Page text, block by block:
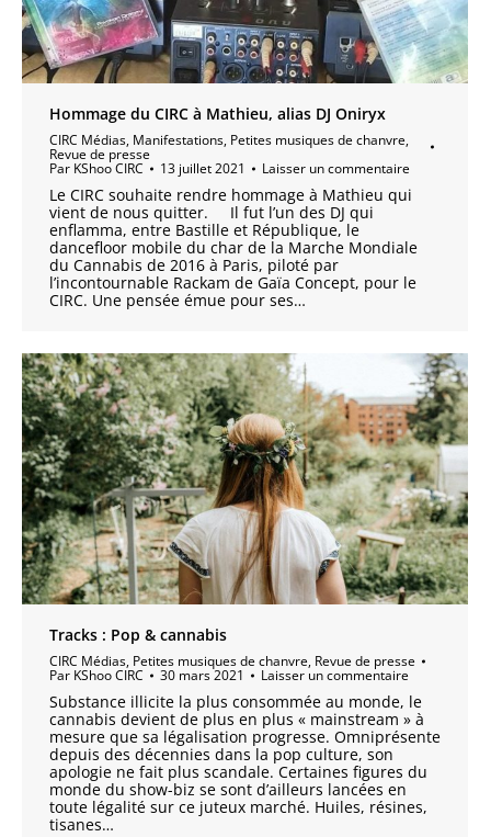
Hommage du CIRC à Mathieu, alias DJ Oniryx
CIRC Médias, Manifestations, Petites musiques de chanvre,
Revue de presse
Par KShoo CIRC 13 juillet 2021 Laisser un commentaire
Le CIRC souhaite rendre hommage à Mathieu qui
vient de nous quitter. Il fut l’un des DJ qui
enflamma, entre Bastille et République, le
dancefloor mobile du char de la Marche Mondiale
du Cannabis de 2016 à Paris, piloté par
l’incontournable Rackam de Gaïa Concept, pour le
CIRC. Une pensée émue pour ses…
Tracks : Pop & cannabis
CIRC Médias, Petites musiques de chanvre, Revue de presse
Par KShoo CIRC 30 mars 2021 Laisser un commentaire
Substance illicite la plus consommée au monde, le
cannabis devient de plus en plus « mainstream » à
mesure que sa légalisation progresse. Omniprésente
depuis des décennies dans la pop culture, son
apologie ne fait plus scandale. Certaines figures du
monde du show-biz se sont d’ailleurs lancées en
toute légalité sur ce juteux marché. Huiles, résines,
tisanes…